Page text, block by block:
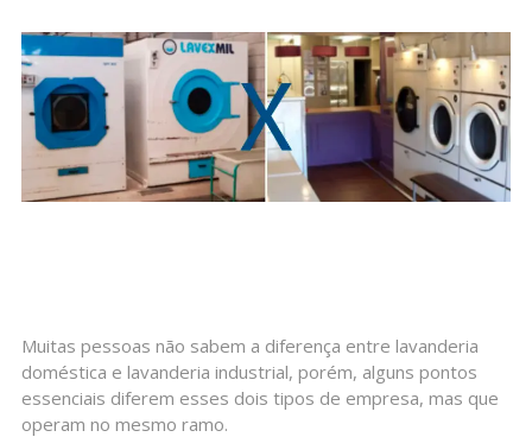
Muitas pessoas não sabem a diferença entre lavanderia
doméstica e lavanderia industrial, porém, alguns pontos
essenciais diferem esses dois tipos de empresa, mas que
operam no mesmo ramo.